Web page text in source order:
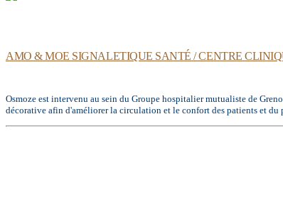
AMO & MOE SIGNALETIQUE SANTÉ / CENTRE
Osmoze est intervenu au sein du Groupe hospitalier mutualiste de
décorative afin d'améliorer la circulation et le confort des patients et du